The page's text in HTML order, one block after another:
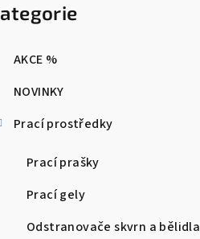
AKCE %
NOVINKY
Prací prostředky
Prací prašky
Prací gely
Odstranovače skvrn a bělidla